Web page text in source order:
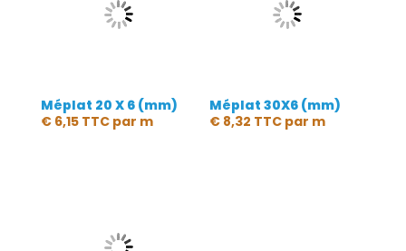
Méplat 20 X 6 (mm)
€6,15 TTCpar m
Méplat 30X6 (mm)
€ 8,32 TTC par m